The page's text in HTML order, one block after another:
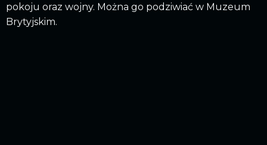
pokoju oraz wojny. Można go podziwiać w Muzeum
Brytyjskim.